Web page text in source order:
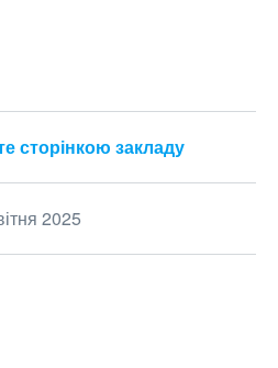
сторінкою закладу
2025